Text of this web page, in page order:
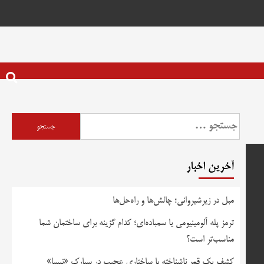
جستجو
برای:
آخرین اخبار
مبل در زیرشیروانی؛ چالش‌ها و راه‌حل‌ها
ترمز پله آلومینیومی یا سمباده‌ای؛ کدام گزینه برای ساختمان شما
مناسب‌تر است؟